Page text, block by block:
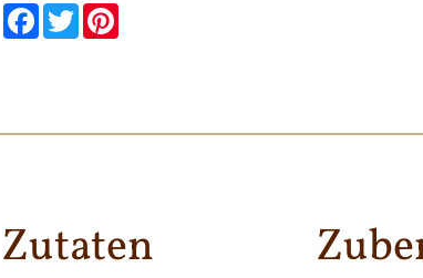
null
Facebook
null null
Twitter
null null
null
Zutaten